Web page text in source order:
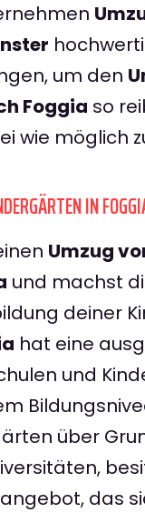
um den
Foggia so
wie möglich
IN
Umzug
und machst
deiner
hat eine
und
über
das